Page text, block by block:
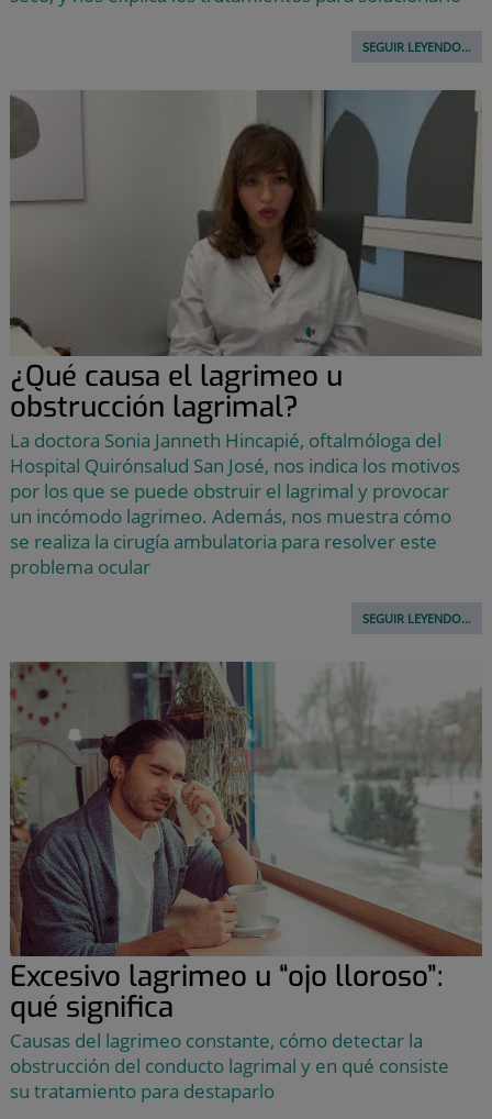
SEGUIR LEYENDO...
¿Qué causa el lagrimeo u
obstrucción lagrimal?
La doctora Sonia Janneth Hincapié, oftalmóloga del
Hospital Quirónsalud San José, nos indica los motivos
por los que se puede obstruir el lagrimal y provocar
un incómodo lagrimeo. Además, nos muestra cómo
se realiza la cirugía ambulatoria para resolver este
problema ocular
SEGUIR LEYENDO...
Excesivo lagrimeo u “ojo lloroso”:
qué significa
Causas del lagrimeo constante, cómo detectar la
obstrucción del conducto lagrimal y en qué consiste
su tratamiento para destaparlo